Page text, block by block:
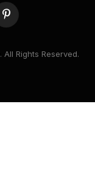
Pinterest
Rights Reserved.